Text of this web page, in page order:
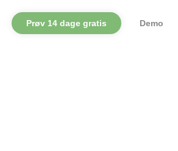
Demo
Prøv 14 dage gratis